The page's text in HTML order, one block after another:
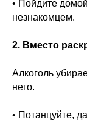
• Пойдите
незнакомцем.
2. Вместо
Алкоголь
него.
• Потанцуйте,